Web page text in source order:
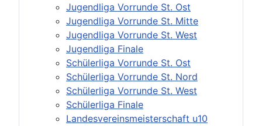
Jugendliga Vorrunde St. Ost
Jugendliga Vorrunde St. Mitte
Jugendliga Vorrunde St. West
Jugendliga Finale
Schülerliga Vorrunde St. Ost
Schülerliga Vorrunde St. Nord
Schülerliga Vorrunde St. West
Schülerliga Finale
Landesvereinsmeisterschaft u10